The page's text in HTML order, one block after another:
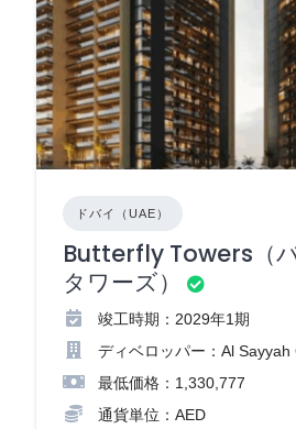
ドバイ（UAE）
Butterfly Towers（
タワーズ）
竣工時期：2029年1期
ディベロッパー：Al Sayyah
最低価格：1,330,777
通貨単位：AED